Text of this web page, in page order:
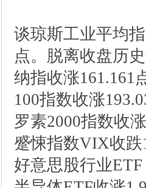
谈琼斯工业平均
点。脱离收盘历
纳指收涨161.161
100指数收涨
罗素2000指数收
蹙悚指数VIX收跌
好意思股行业